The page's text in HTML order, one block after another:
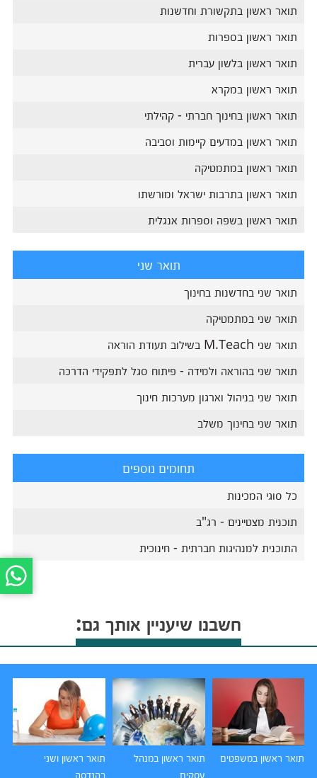
תואר ראשון בתקשורת וחדשנות
תואר ראשון בספרות
תואר ראשון בלשון עברית
תואר ראשון במקרא
תואר ראשון בחינוך חברתי - קהילתי
תואר ראשון במדעים קיימות וסביבה
תואר ראשון במתמטיקה
תואר ראשון בתרבות ישראל ומורשתו
תואר ראשון בשפה וספרות אנגלית
תואר שני
תואר שני בחדשנות בחינוך
תואר שני במתמטיקה
תואר שני M.Teach בשילוב תעודת הוראה
תואר שני בהוראה ולמידה - פיתוח סגל לתפקידי הדרכה
תואר שני בניהול וארגון מערכות חינוך
תואר שני בחינוך משלב
תחומים נוספים
כל סוגי המכינות
תוכנית מצטיינים - רג"ב
התוכנית למנהיגות חברתית - חינוכית
חשבנו שיעניין אותך גם:
תואר ראשון במשפטים
תואר ראשון במנהל
עסקים
תואר ראשון ושני
בהנדסה